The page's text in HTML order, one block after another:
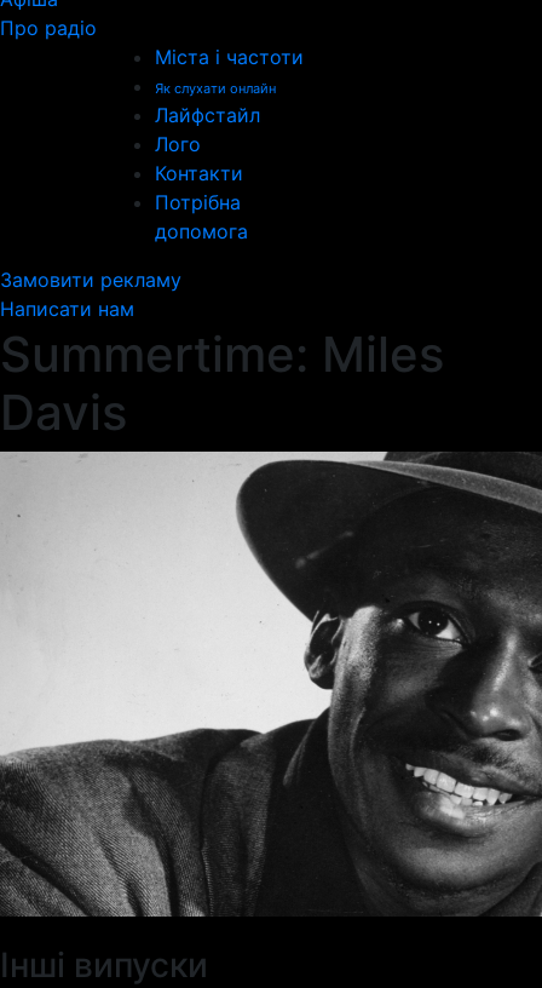
Про радіо
Міста і частоти
Як слухати онлайн
Лайфстайл
Лого
Контакти
Потрібна
допомога
Замовити рекламу
Написати нам
Summertime: Miles
Davis
Інші випуски